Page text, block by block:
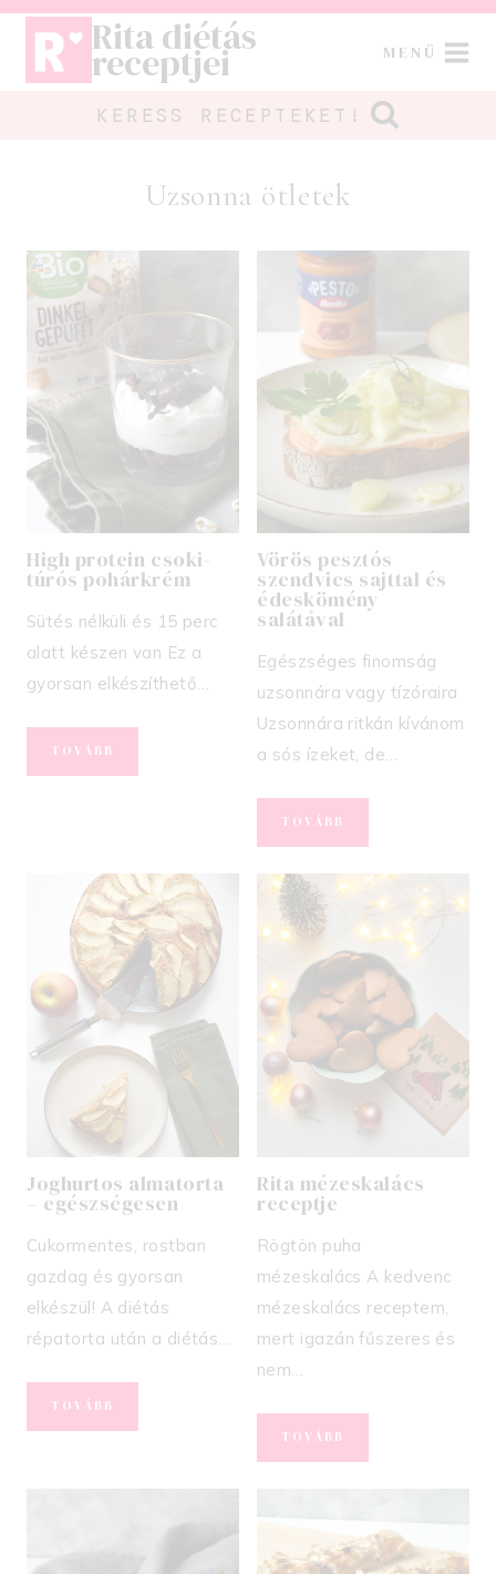
Skip
content
Rita diétás
receptjei MENÜ
KERESS RECEPTEKET!
Uzsonna ötletek
High protein csoki-
túrós pohárkrém
Sütés nélküli és 15 perc
alatt készen van Ez a
gyorsan elkészíthető…
TOVÁBB
PROTEIN
Vörös pesztós
szendvics sajttal és
édeskömény
salátával
Egészséges finomság
uzsonnára vagy tízóraira
Uzsonnára ritkán kívánom
a sós ízeket, de…
TOVÁBB
PESZTÓS
SAJTTAL
ÉDESKÖMÉNY
SALÁTÁVAL
Joghurtos almatorta
– egészségesen
Cukormentes, rostban
gazdag és gyorsan
elkészül! A diétás
répatorta után a diétás…
TOVÁBB
Rita mézeskalács
receptje
Rögtön puha
mézeskalács A kedvenc
mézeskalács receptem,
mert igazán fűszeres és
nem…
TOVÁBB